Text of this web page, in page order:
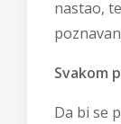
nastao,
Svakom
Da bi se